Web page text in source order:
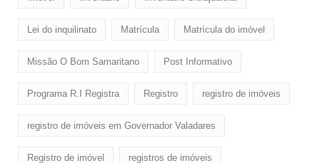
Lei do inquilinato Matrícula Matrícula do imóvel
Missão O Bom Samaritano Post Informativo
Programa R.I Registra Registro registro de imóveis
registro de imóveis em Governador Valadares
Registro de imóvel registros de imóveis